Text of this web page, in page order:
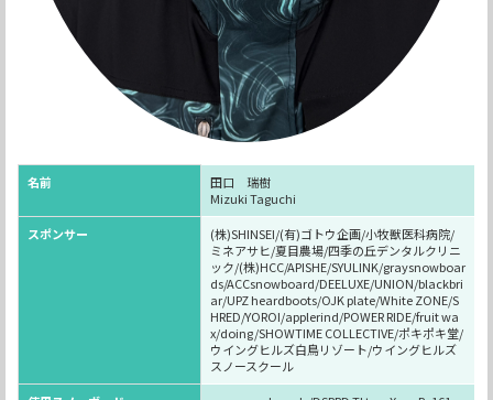
名前
田口 瑞樹
Mizuki Taguchi
スポンサー
(株)SHINSEI/(有)ゴトウ企画/小牧獣医科病院/
ミネアサヒ/夏目農場/四季の丘デンタルクリニ
ック/(株)HCC/APISHE/SYULINK/graysnowboar
ds/ACCsnowboard/DEELUXE/UNION/blackbri
ar/UPZ heardboots/OJK plate/White ZONE/S
HRED/YOROI/applerind/POWER RIDE/fruit wa
x/doing/SHOWTIME COLLECTIVE/ポキポキ堂/
ウイングヒルズ白鳥リゾート/ウイングヒルズ
スノースクール